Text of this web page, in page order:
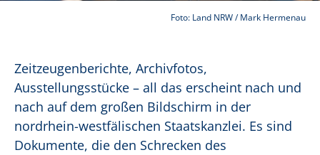
Foto: Land NRW / Mark Hermenau
Zeitzeugenberichte, Archivfotos,
Ausstellungsstücke – all das erscheint nach und
nach auf dem großen Bildschirm in der
nordrhein-westfälischen Staatskanzlei. Es sind
Dokumente, die den Schrecken des